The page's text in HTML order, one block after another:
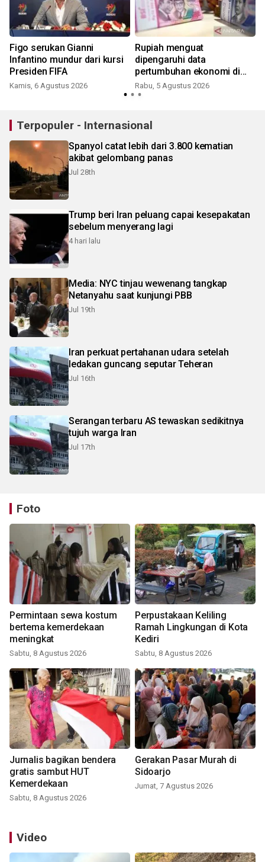
Figo serukan Gianni
Infantino mundur dari kursi
Presiden FIFA
Kamis, 6 Agustus 2026
Rupiah menguat
dipengaruhi data
pertumbuhan ekonomi di
atas ekspektasi
Rabu, 5 Agustus 2026
Terpopuler - Internasional
Spanyol catat lebih dari 3.800 kematian
akibat gelombang panas
Jul 28th
Trump beri Iran peluang capai kesepakatan
sebelum menyerang lagi
4 hari lalu
Media: NYC tinjau wewenang tangkap
Netanyahu saat kunjungi PBB
Jul 19th
Iran perkuat pertahanan udara setelah
ledakan guncang seputar Teheran
Jul 16th
Serangan terbaru AS tewaskan sedikitnya
tujuh warga Iran
Jul 17th
Foto
Permintaan sewa kostum
bertema kemerdekaan
meningkat
Sabtu, 8 Agustus 2026
Perpustakaan Keliling
Ramah Lingkungan di Kota
Kediri
Sabtu, 8 Agustus 2026
Jurnalis bagikan bendera
gratis sambut HUT
Kemerdekaan
Sabtu, 8 Agustus 2026
Gerakan Pasar Murah di
Sidoarjo
Jumat, 7 Agustus 2026
Video